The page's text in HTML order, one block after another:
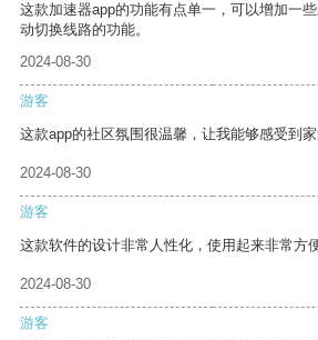
这款加速器app的功能有点单一，可以增加一
动切换线路的功能。
2024-08-30
游客
这款app的社区氛围很温馨，让我能够感受到家
2024-08-30
游客
这款软件的设计非常人性化，使用起来非常方便
2024-08-30
游客